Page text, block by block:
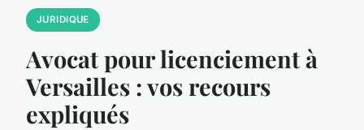
JURIDIQUE
Avocat pour licenciement à
Versailles : vos recours
expliqués